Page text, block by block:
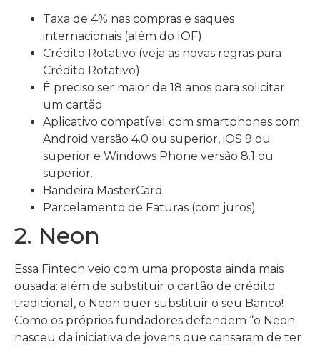
Taxa de 4% nas compras e saques
internacionais (além do IOF)
Crédito Rotativo (veja as novas regras para
Crédito Rotativo)
É preciso ser maior de 18 anos para solicitar
um cartão
Aplicativo compatível com smartphones com
Android versão 4.0 ou superior, iOS 9 ou
superior e Windows Phone versão 8.1 ou
superior.
Bandeira MasterCard
Parcelamento de Faturas (com juros)
2. Neon
Essa Fintech veio com uma proposta ainda mais
ousada: além de substituir o cartão de crédito
tradicional, o Neon quer substituir o seu Banco!
Como os próprios fundadores defendem “o Neon
nasceu da iniciativa de jovens que cansaram de ter